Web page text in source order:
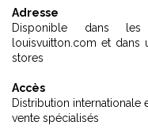
Adresse
Disponible dans
louisvuitton.com et dans
stores
Accès
Distribution internationale
vente spécialisés